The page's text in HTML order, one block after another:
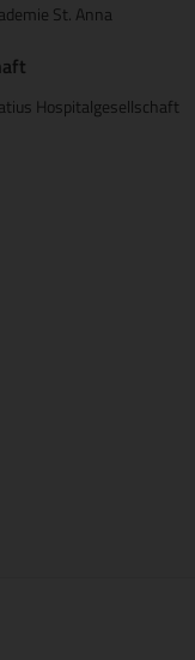
St. Anna
Hospitalgesellschaft